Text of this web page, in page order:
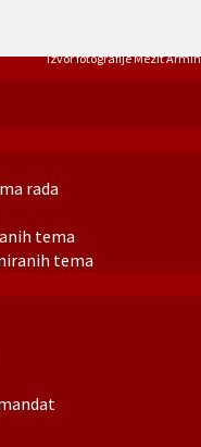
rada
tema
tema
Izvor fotografije Mezit Armin